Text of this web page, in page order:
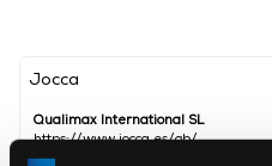
Jocca
Qualimax International SL
https://www.jocca.es/gb/
atencionalcliente@jocca.es